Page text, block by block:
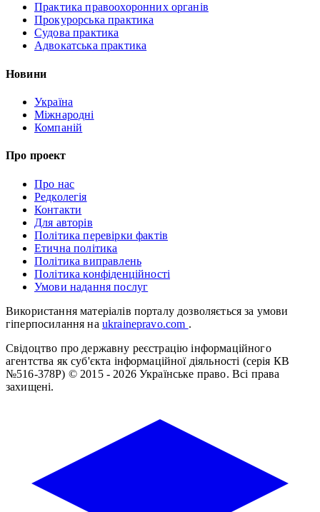
Практика правоохоронних органів
Прокурорська практика
Судова практика
Адвокатська практика
Новини
Україна
Міжнародні
Компаній
Про проект
Про нас
Редколегія
Контакти
Для авторів
Політика перевірки фактів
Етична політика
Політика виправлень
Політика конфіденційності
Умови надання послуг
Використання матеріалів порталу дозволяється за умови
гіперпосилання на ukrainepravo.com .
Свідоцтво про державну реєстрацію інформаційного
агентства як суб'єкта інформаційної діяльності (серія КВ
№516-378Р) © 2015 - 2026 Українське право. Всі права
захищені.